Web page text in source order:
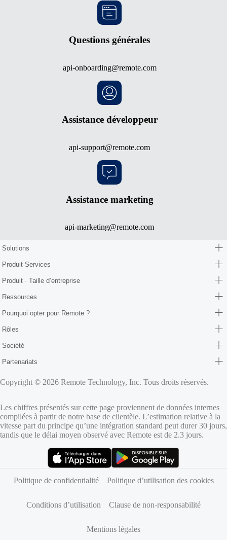
Questions générales
api-onboarding@remote.com
Assistance développeur
api-support@remote.com
Assistance marketing
api-marketing@remote.com
Solutions
Produit Services
Produit · Taille d’entreprise
Ressources
Pourquoi opter pour Remote ?
Rôles
Société
Partenariats
Copyright © 2026 Remote Technology, Inc. Tous droits réservés.
Les chiffres présentés sur cette page proviennent de données internes
compilées à partir de notre base de clientèle. L’estimation relative à la
vitesse part du principe qu’une intégration standard peut durer 30 jours,
tandis que le délai moyen observé avec Remote est de 2.3 jours.
Politique de confidentialité
Politique d’utilisation des cookies
Conditions d’utilisation Clause de non-responsabilité
Mentions légales